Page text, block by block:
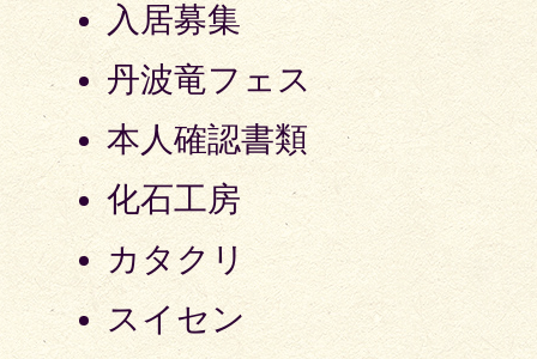
入居募集
丹波竜フェス
本人確認書類
化石工房
カタクリ
スイセン